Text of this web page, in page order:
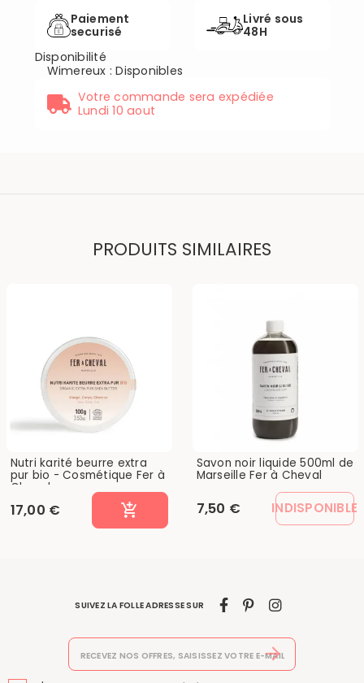
Paiement
securisé
Livré sous
48H
Disponibilité
Wimereux :Disponibles
Votre commande sera expédiée
Lundi 10 aout
PRODUITS SIMILAIRES
Nutri karité beurre extra
pur bio - Cosmétique Fer à
Cheval
17,00 €
Savon noir liquide 500ml de
Marseille Fer à Cheval
7,50 € INDISPONIBLE
SUIVEZ LA FOLLE ADRESSE SUR